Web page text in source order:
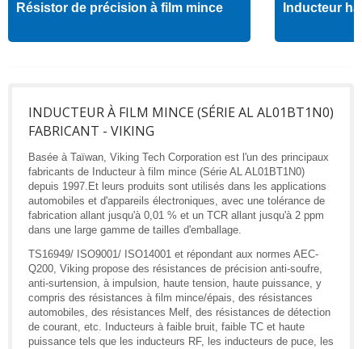
Résistor de précision à film mince Inducteur
INDUCTEUR À FILM MINCE (SÉRIE AL AL01BT1N0)
FABRICANT - VIKING
Basée à Taïwan, Viking Tech Corporation est l'un des principaux
fabricants de Inducteur à film mince (Série AL AL01BT1N0)
depuis 1997.Et leurs produits sont utilisés dans les applications
automobiles et d'appareils électroniques, avec une tolérance de
fabrication allant jusqu'à 0,01 % et un TCR allant jusqu'à 2 ppm
dans une large gamme de tailles d'emballage.
TS16949/ ISO9001/ ISO14001 et répondant aux normes AEC-
Q200, Viking propose des résistances de précision anti-soufre,
anti-surtension, à impulsion, haute tension, haute puissance, y
compris des résistances à film mince/épais, des résistances
automobiles, des résistances Melf, des résistances de détection
de courant, etc. Inducteurs à faible bruit, faible TC et haute
puissance tels que les inducteurs RF, les inducteurs de puce, les